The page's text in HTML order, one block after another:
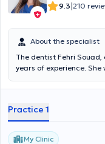
9.3|210
About the specialist
The dentist Fehri
years of experience.
from 10 am to 7 pm. She
French, English, Arabic
extractions,
dentures. Feel free to
Practice 1
My Clinic